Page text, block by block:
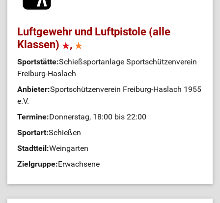
Luftgewehr und Luftpistole (alle
Klassen)
,
Sportstätte:Schießsportanlage Sportschützenverein
Freiburg-Haslach
Anbieter:Sportschützenverein Freiburg-Haslach 1955
e.V.
Termine:Donnerstag, 18:00 bis 22:00
Sportart:Schießen
Stadtteil:Weingarten
Zielgruppe:Erwachsene